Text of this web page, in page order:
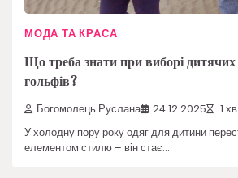
МОДА ТА КРАСА
Що треба знати при виборі дитячих
гольфів?
Богомолець Руслана 24.12.2025 1
У холодну пору року одяг для дитини
елементом стилю – він стає…